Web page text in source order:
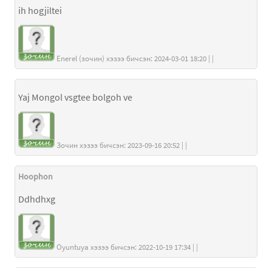
ih hogjiltei
Enerel (зочин) хэзээ бичсэн: 2024-03-01 18:20 | |
Yaj Mongol vsgtee bolgoh ve
Зочин хэзээ бичсэн: 2023-09-16 20:52 | |
Hoophon
Ddhdhxg
Oyuntuya хэзээ бичсэн: 2022-10-19 17:34 | |